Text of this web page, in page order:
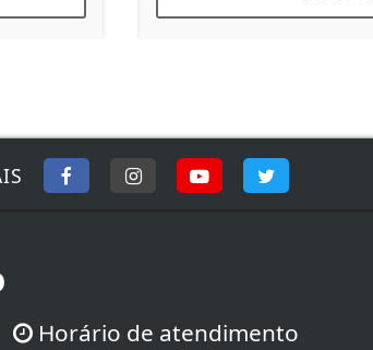
Horário de atendimento